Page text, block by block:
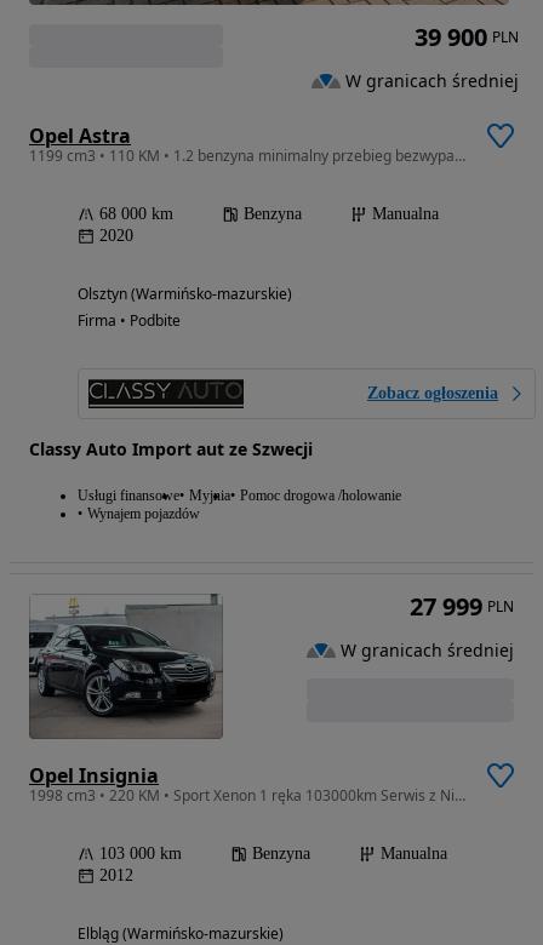
Opel Astra
1199 cm3 • 110 KM • 1.2 benzyna minimalny przebieg bezwypadkowa Full LED Apple Carplay
68 000 km Benzyna
Manualna
2020
Olsztyn (Warmińsko-mazurskie)
Firma • Podbite
Zobacz ogłoszenia
Classy Auto Import aut ze Szwecji
Usługi finansowe Myjnia Pomoc drogowa /holowanie
Wynajem pojazdów
39 900 PLN
W granicach średniej
Opel Insignia
1998 cm3 • 220 KM • Sport Xenon 1 ręka 103000km Serwis z Niemiec Zarejestrowany
103 000 km Benzyna
Manualna
2012
Elbląg (Warmińsko-mazurskie)
27 999 PLN
W granicach średniej